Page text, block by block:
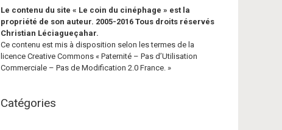
Le contenu du site « Le coin du cinéphage » est la
propriété de son auteur. 2005-2016 Tous droits réservés
Christian Léciagueçahar.
Ce contenu est mis à disposition selon les termes de la
licence Creative Commons « Paternité – Pas d’Utilisation
Commerciale – Pas de Modification 2.0 France. »
Catégories